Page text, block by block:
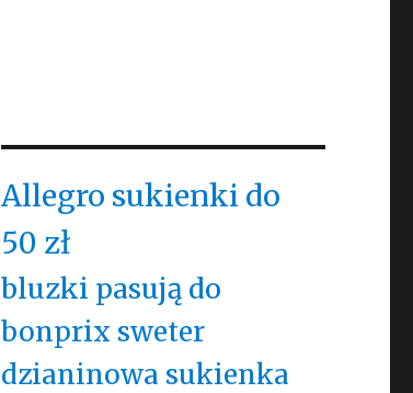
Allegro sukienki do
50 zł
bluzki pasują do
bonprix sweter
dzianinowa sukienka